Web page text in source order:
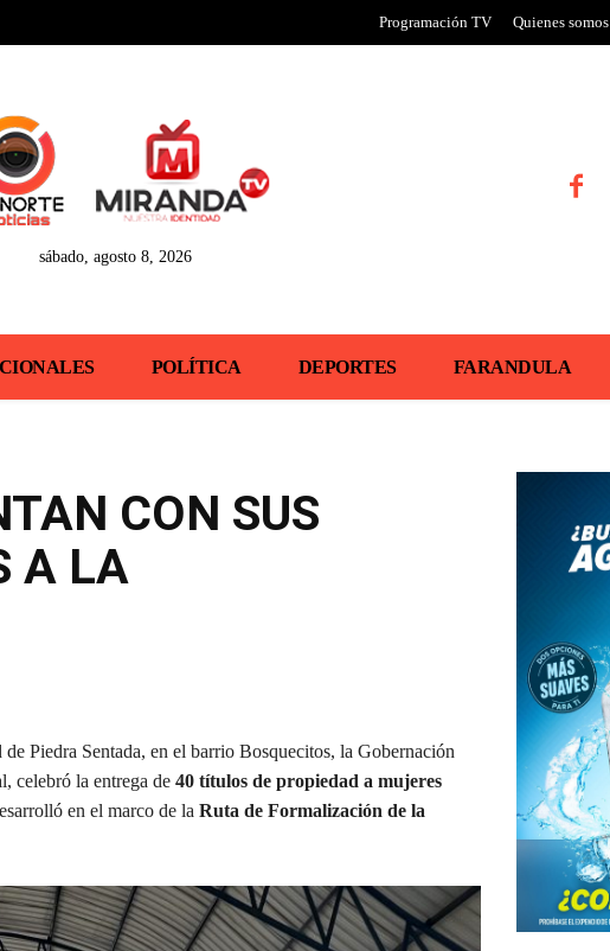
Programación TV Quienes somos
sábado, agosto 8, 2026
POLÍTICA DEPORTES FARANDULA
CON SUS
A LA
Piedra Sentada, en el barrio Bosquecitos, la Gobernación
celebró la entrega de 40 títulos de propiedad a mujeres
en el marco de la Ruta de Formalización de la